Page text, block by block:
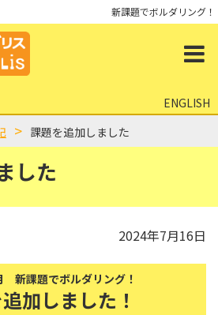
新課題でボルダリング！
ENGLISH
した
課題を追加しました
2024年7月16日
新課題でボルダリング！
加しました！